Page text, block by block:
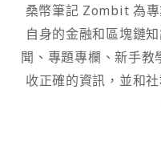
桑幣筆記 Zombit 為
自身的金融和區塊鏈
聞、專題專欄、新手教
收正確的資訊，並和